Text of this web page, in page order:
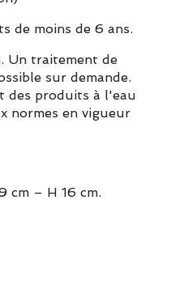
de moins de 6 ans.
Un traitement de
sur demande.
des produits à l'eau
normes en vigueur
cm – H 16 cm.